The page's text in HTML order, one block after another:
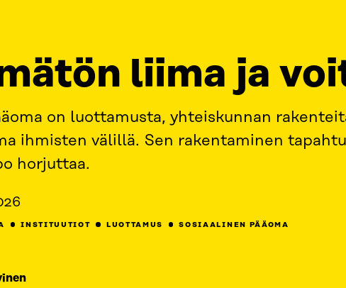
liima ja
on luottamusta, yhteiskunnan
ihmisten välillä. Sen rakentaminen
horjuttaa.
INSTITUUTIOT LUOTTAMUS SOSIAALINEN PÄÄOMA